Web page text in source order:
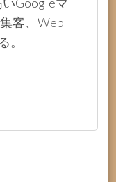
客、Web
。